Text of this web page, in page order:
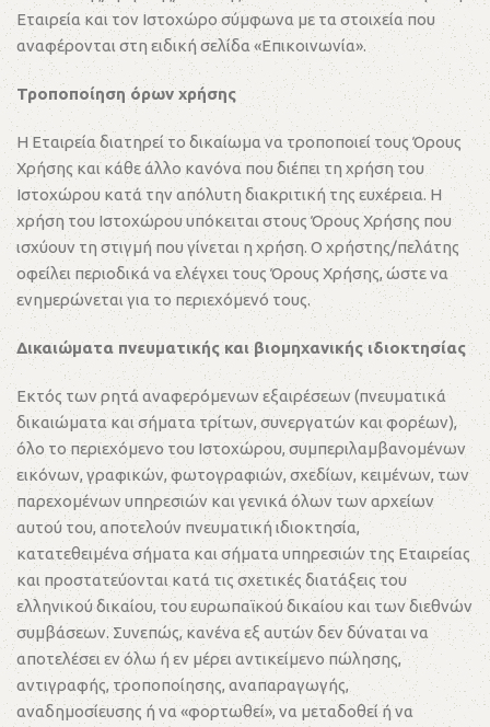
Εταιρεία και τον Ιστοχώρο σύμφωνα με τα στοιχεία που
αναφέρονται στη ειδική σελίδα «Επικοινωνία».
Τροποποίηση όρων χρήσης
Η Εταιρεία διατηρεί το δικαίωμα να τροποποιεί τους Όρους
Χρήσης και κάθε άλλο κανόνα που διέπει τη χρήση του
Ιστοχώρου κατά την απόλυτη διακριτική της ευχέρεια. Η
χρήση του Ιστοχώρου υπόκειται στους Όρους Χρήσης που
ισχύουν τη στιγμή που γίνεται η χρήση. Ο χρήστης/πελάτης
οφείλει περιοδικά να ελέγχει τους Όρους Χρήσης, ώστε να
ενημερώνεται για το περιεχόμενό τους.
Δικαιώματα πνευματικής και βιομηχανικής ιδιοκτησίας
Εκτός των ρητά αναφερόμενων εξαιρέσεων (πνευματικά
δικαιώματα και σήματα τρίτων, συνεργατών και φορέων),
όλο το περιεχόμενο του Ιστοχώρου, συμπεριλαμβανομένων
εικόνων, γραφικών, φωτογραφιών, σχεδίων, κειμένων, των
παρεχομένων υπηρεσιών και γενικά όλων των αρχείων
αυτού του, αποτελούν πνευματική ιδιοκτησία,
κατατεθειμένα σήματα και σήματα υπηρεσιών της Εταιρείας
και προστατεύονται κατά τις σχετικές διατάξεις του
ελληνικού δικαίου, του ευρωπαϊκού δικαίου και των διεθνών
συμβάσεων. Συνεπώς, κανένα εξ αυτών δεν δύναται να
αποτελέσει εν όλω ή εν μέρει αντικείμενο πώλησης,
αντιγραφής, τροποποίησης, αναπαραγωγής,
αναδημοσίευσης ή να «φορτωθεί», να μεταδοθεί ή να